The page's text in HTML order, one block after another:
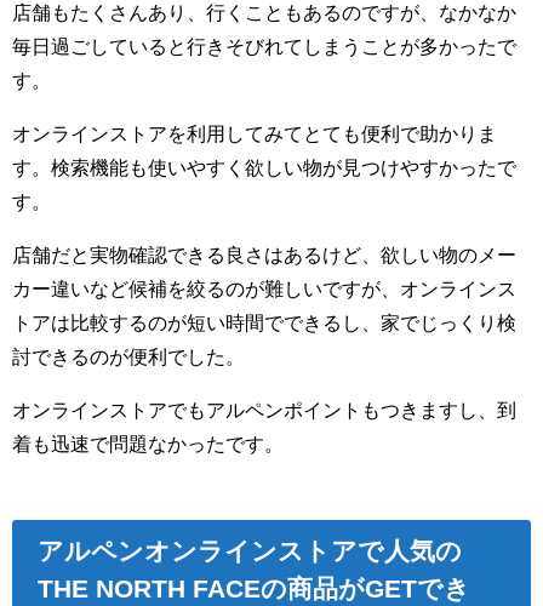
店舗もたくさんあり、行くこともあるのですが、なかなか
毎日過ごしていると行きそびれてしまうことが多かったで
す。
オンラインストアを利用してみてとても便利で助かりま
す。 検索機能も使いやすく欲しい物が見つけやすかったで
す。
店舗だと実物確認できる良さはあるけど、欲しい物のメー
カー違いなど候補を絞るのが難しいですが、 オンラインス
トアは比較するのが短い時間でできるし、家でじっくり検
討できるのが便利でした。
オンラインストアでもアルペンポイントもつきますし、到
着も迅速で問題なかったです。
アルペンオンラインストアで人気の
THE NORTH FACEの商品がGETでき